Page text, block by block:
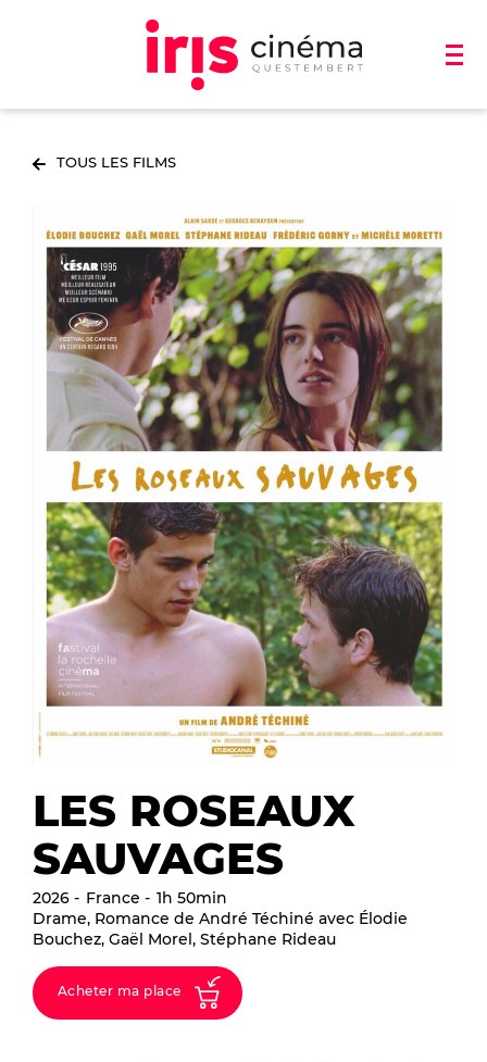
TOUS LES FILMS
LES ROSEAUX
SAUVAGES
2026 France
1h 50min
Drame, Romance de André Téchiné avec Élodie
Bouchez, Gaël Morel, Stéphane Rideau
Acheter ma place